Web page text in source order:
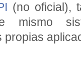
(no oficial),
mismo
propias